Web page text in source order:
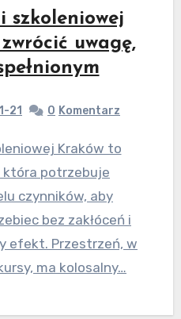
szkoleniowej
uwagę,
21 0 Komentarz
potrzebuje
czynników, aby
bez zakłóceń i
efekt. Przestrzeń, w
ma kolosalny…